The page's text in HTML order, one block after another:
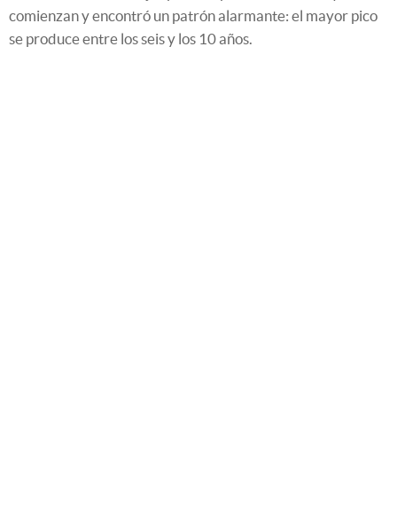
comienzan y encontró un patrón alarmante: el mayor pico
se produce entre los seis y los 10 años.